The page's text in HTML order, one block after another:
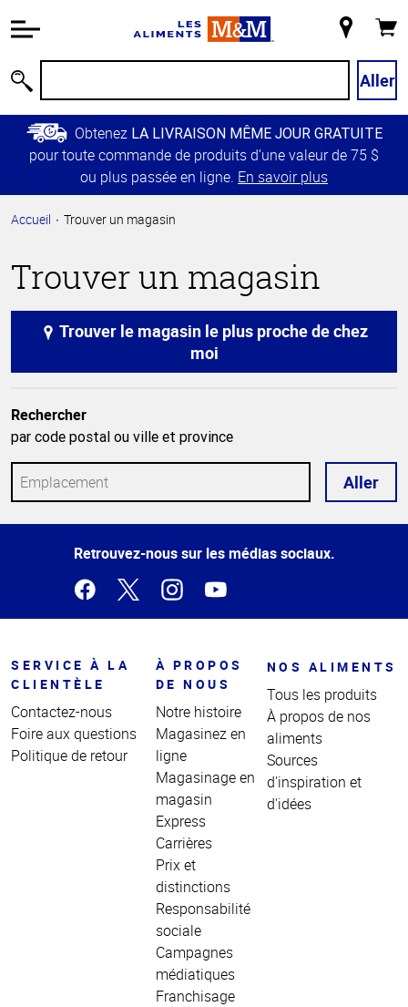
relative à
Passer
contenu
principal
Retour à
principale
magasin
Aller
Obtenez LA LIVRAISON MÊME JOUR GRATUITE
pour toute commande de produits d’une valeur de 75 $
ou plus passée en ligne. En savoir plus
Accueil Trouver un magasin
Trouver un magasin
moi
Rechercher
par code postal ou ville et province
Aller
Retrouvez-nous sur les médias sociaux.
SERVICE À LA
CLIENTÈLE
Contactez-nous
Foire aux questions
Politique de retour
À PROPOS
DE NOUS
Notre histoire
Magasinez en
ligne
Magasinage en
magasin
Express
Carrières
Prix et
distinctions
Responsabilité
sociale
Campagnes
médiatiques
Franchisage
NOS ALIMENTS
Tous les produits
À propos de nos
aliments
Sources
d'inspiration et
d'idées